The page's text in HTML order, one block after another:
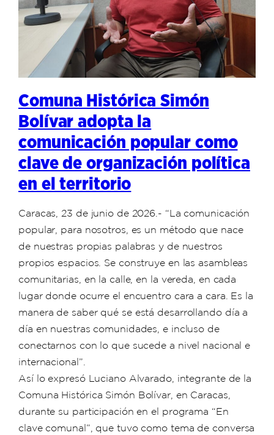
Comuna Histórica Simón
Bolívar adopta la
comunicación popular como
clave de organización política
en el territorio
Caracas, 23 de junio de 2026.- “La comunicación
popular, para nosotros, es un método que nace
de nuestras propias palabras y de nuestros
propios espacios. Se construye en las asambleas
comunitarias, en la calle, en la vereda, en cada
lugar donde ocurre el encuentro cara a cara. Es la
manera de saber qué se está desarrollando día a
día en nuestras comunidades, e incluso de
conectarnos con lo que sucede a nivel nacional e
internacional”.
Así lo expresó Luciano Alvarado, integrante de la
Comuna Histórica Simón Bolívar, en Caracas,
durante su participación en el programa “En
clave comunal”, que tuvo como tema de conversa